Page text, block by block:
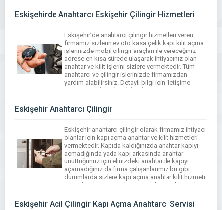
Eskişehirde Anahtarcı Eskişehir Çilingir Hizmetleri
Eskişehir’de anahtarcı çilingir hizmetleri veren
firmamız sizlerin ev oto kasa çelik kapı kilit açma
işlerinizde mobil çilingir araçları ile vereceğiniz
adrese en kısa sürede ulaşarak ihtiyacınız olan
anahtar ve kilit işlerini sizlere vermektedir. Tüm
anahtarcı ve çilingir işlerinizde firmamızdan
yardım alabilirsiniz. Detaylı bilgi için iletişime
geçiniz. ESKİŞEHİR ÇİLİNGİR ANAHTARCI
Eskişehir Anahtarcı Çilingir
Eskişehir anahtarcı çilingir olarak firmamız ihtiyacı
olanlar için kapı açma anahtar ve kilit hizmetleri
vermektedir. Kapıda kaldığınızda anahtar kapıyı
açmadığında yada kapı arkasında anahtar
unuttuğunuz için elinizdeki anahtar ile kapıyı
açamadığınız da firma çalışanlarımız bu gibi
durumlarda sizlere kapı açma anahtar kilit hizmeti
vermektedir. Tüm anahtarcı ve çilingir işlerinizde
alabilirsiniz. […]
Eskişehir Acil Çilingir Kapı Açma Anahtarcı Servisi